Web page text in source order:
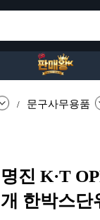
/ 문구사무용품
명진 K·T
개 한박스단